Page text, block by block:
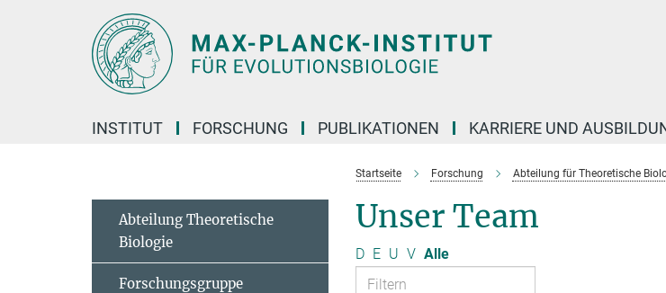
INSTITUT FORSCHUNG PUBLIKATIONEN KARRIERE UND
Startseite Forschung Abteilung für Theoretische
Unser Team
D E U V Alle
Abteilung Theoretische
Biologie
Forschungsgruppe